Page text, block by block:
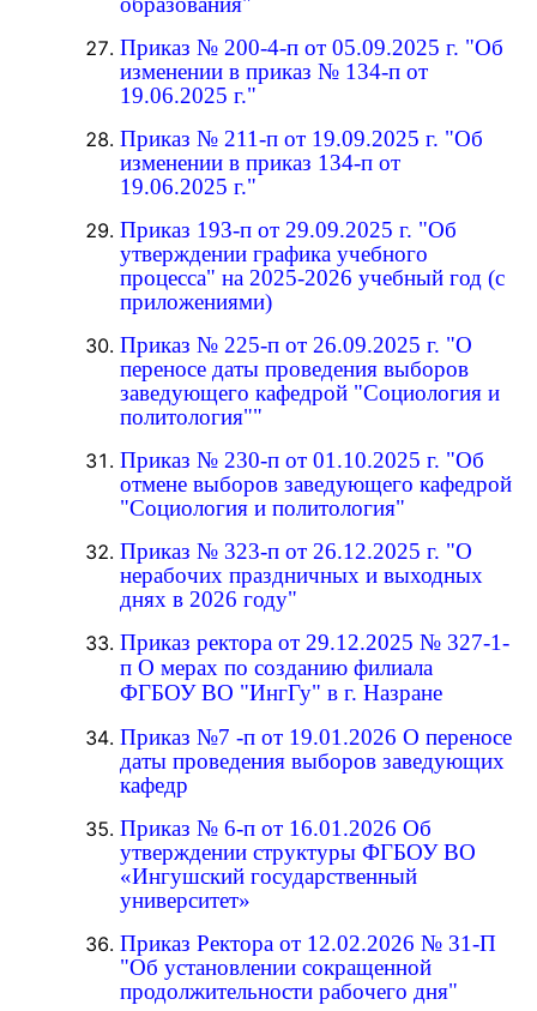
Приказ № 200-4-п от 05.09.2025 г. "Об
изменении в приказ № 134-п от
19.06.2025 г."
Приказ № 211-п от 19.09.2025 г. "Об
изменении в приказ 134-п от
19.06.2025 г."
Приказ 193-п от 29.09.2025 г. "Об
утверждении графика учебного
процесса" на 2025-2026 учебный год (с
приложениями)
Приказ № 225-п от 26.09.2025 г. "О
переносе даты проведения выборов
заведующего кафедрой "Социология и
политология""
Приказ № 230-п от 01.10.2025 г. "Об
отмене выборов заведующего кафедрой
"Социология и политология"
Приказ № 323-п от 26.12.2025 г. "О
нерабочих праздничных и выходных
днях в 2026 году"
Приказ ректора от 29.12.2025 № 327-1-
п О мерах по созданию филиала
ФГБОУ ВО "ИнгГу" в г. Назране
Приказ №7 -п от 19.01.2026 О переносе
даты проведения выборов заведующих
кафедр
Приказ № 6-п от 16.01.2026 Об
утверждении структуры ФГБОУ ВО
«Ингушский государственный
университет»
Приказ Ректора от 12.02.2026 № 31-П
"Об установлении сокращенной
продолжительности рабочего дня"